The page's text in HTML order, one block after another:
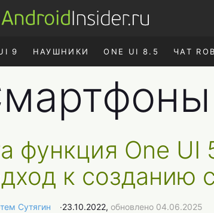
9 НАУШНИКИ ONE UI 8.5 ЧАТ
функция One
к созданию
Сутягин ∙23.10.2022, обновлено 04.06.2025